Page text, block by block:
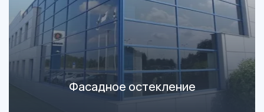
Фасадное остекление